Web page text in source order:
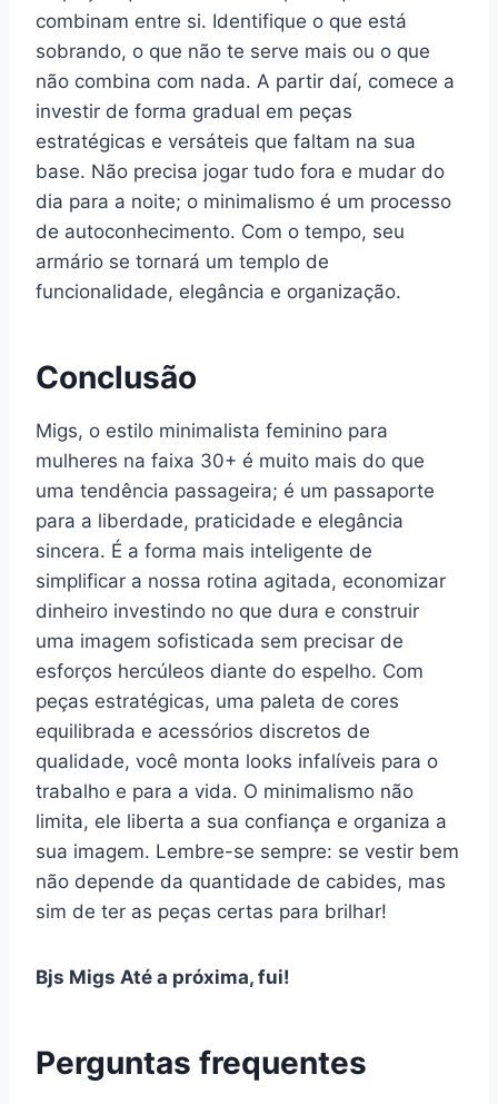
combinam entre si. Identifique o que está
sobrando, o que não te serve mais ou o que
não combina com nada. A partir daí, comece a
investir de forma gradual em peças
estratégicas e versáteis que faltam na sua
base. Não precisa jogar tudo fora e mudar do
dia para a noite; o minimalismo é um processo
de autoconhecimento. Com o tempo, seu
armário se tornará um templo de
funcionalidade, elegância e organização.
Conclusão
Migs, o estilo minimalista feminino para
mulheres na faixa 30+ é muito mais do que
uma tendência passageira; é um passaporte
para a liberdade, praticidade e elegância
sincera. É a forma mais inteligente de
simplificar a nossa rotina agitada, economizar
dinheiro investindo no que dura e construir
uma imagem sofisticada sem precisar de
esforços hercúleos diante do espelho. Com
peças estratégicas, uma paleta de cores
equilibrada e acessórios discretos de
qualidade, você monta looks infalíveis para o
trabalho e para a vida. O minimalismo não
limita, ele liberta a sua confiança e organiza a
sua imagem. Lembre-se sempre: se vestir bem
não depende da quantidade de cabides, mas
sim de ter as peças certas para brilhar!
Bjs Migs Até a próxima, fui!
Perguntas frequentes